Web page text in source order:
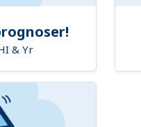
& Yr